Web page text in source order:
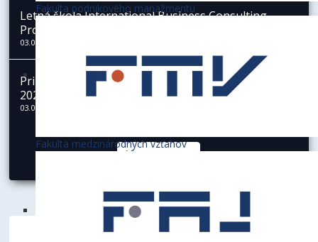
Fakulta podnikového manažmentu
Fakulta medzinárodných vzťahov
Letná škola International Business Consulting
Program (IBCP) na EUBA 25.5.2026 - 12.6.2026
03.03.2026
Prihlasovanie na stáž v OECD počas akad. roku
2026/2027 je otvorené!
03.03.2026
Viac oznamov